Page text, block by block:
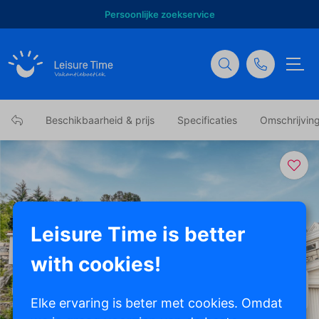
Persoonlijke zoekservice
Beschikbaarheid & prijs Specificaties
Leisure Time is better
with cookies!
Elke ervaring is beter met cookies. Omdat